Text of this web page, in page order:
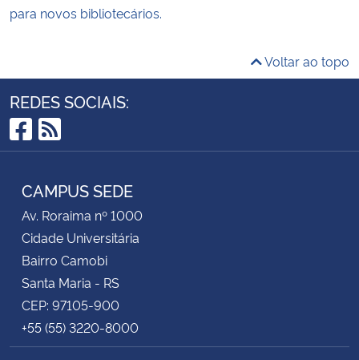
para novos bibliotecários.
Voltar ao topo
REDES SOCIAIS:
Facebook
RSS
CAMPUS SEDE
Av. Roraima nº 1000
Cidade Universitária
Bairro Camobi
Santa Maria - RS
CEP: 97105-900
+55 (55) 3220-8000